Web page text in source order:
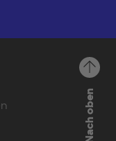
Nach oben